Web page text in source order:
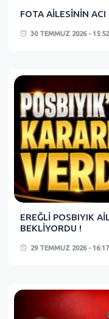
FOTA AİLESİNİN ACI
30 TEMMUZ 2026 - 15:52
EREĞLİ POSBIYIK
BEKLİYORDU !
29 TEMMUZ 2026 - 16:17